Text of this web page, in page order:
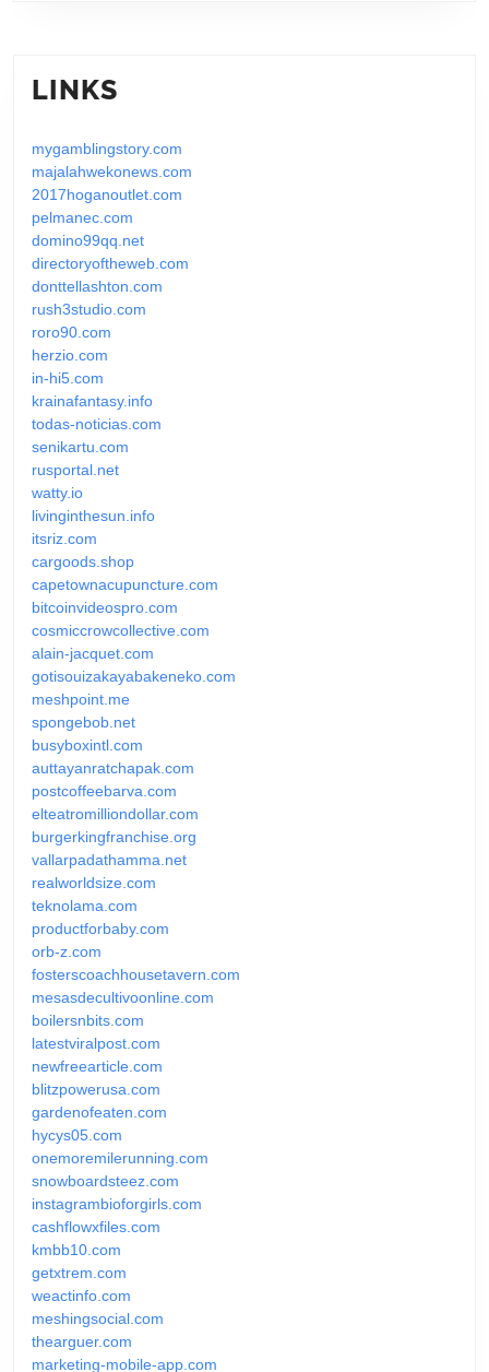
LINKS
mygamblingstory.com
majalahwekonews.com
2017hoganoutlet.com
pelmanec.com
domino99qq.net
directoryoftheweb.com
donttellashton.com
rush3studio.com
roro90.com
herzio.com
in-hi5.com
krainafantasy.info
todas-noticias.com
senikartu.com
rusportal.net
watty.io
livinginthesun.info
itsriz.com
cargoods.shop
capetownacupuncture.com
bitcoinvideospro.com
cosmiccrowcollective.com
alain-jacquet.com
gotisouizakayabakeneko.com
meshpoint.me
spongebob.net
busyboxintl.com
auttayanratchapak.com
postcoffeebarva.com
elteatromilliondollar.com
burgerkingfranchise.org
vallarpadathamma.net
realworldsize.com
teknolama.com
productforbaby.com
orb-z.com
fosterscoachhousetavern.com
mesasdecultivoonline.com
boilersnbits.com
latestviralpost.com
newfreearticle.com
blitzpowerusa.com
gardenofeaten.com
hycys05.com
onemoremilerunning.com
snowboardsteez.com
instagrambioforgirls.com
cashflowxfiles.com
kmbb10.com
getxtrem.com
weactinfo.com
meshingsocial.com
thearguer.com
marketing-mobile-app.com